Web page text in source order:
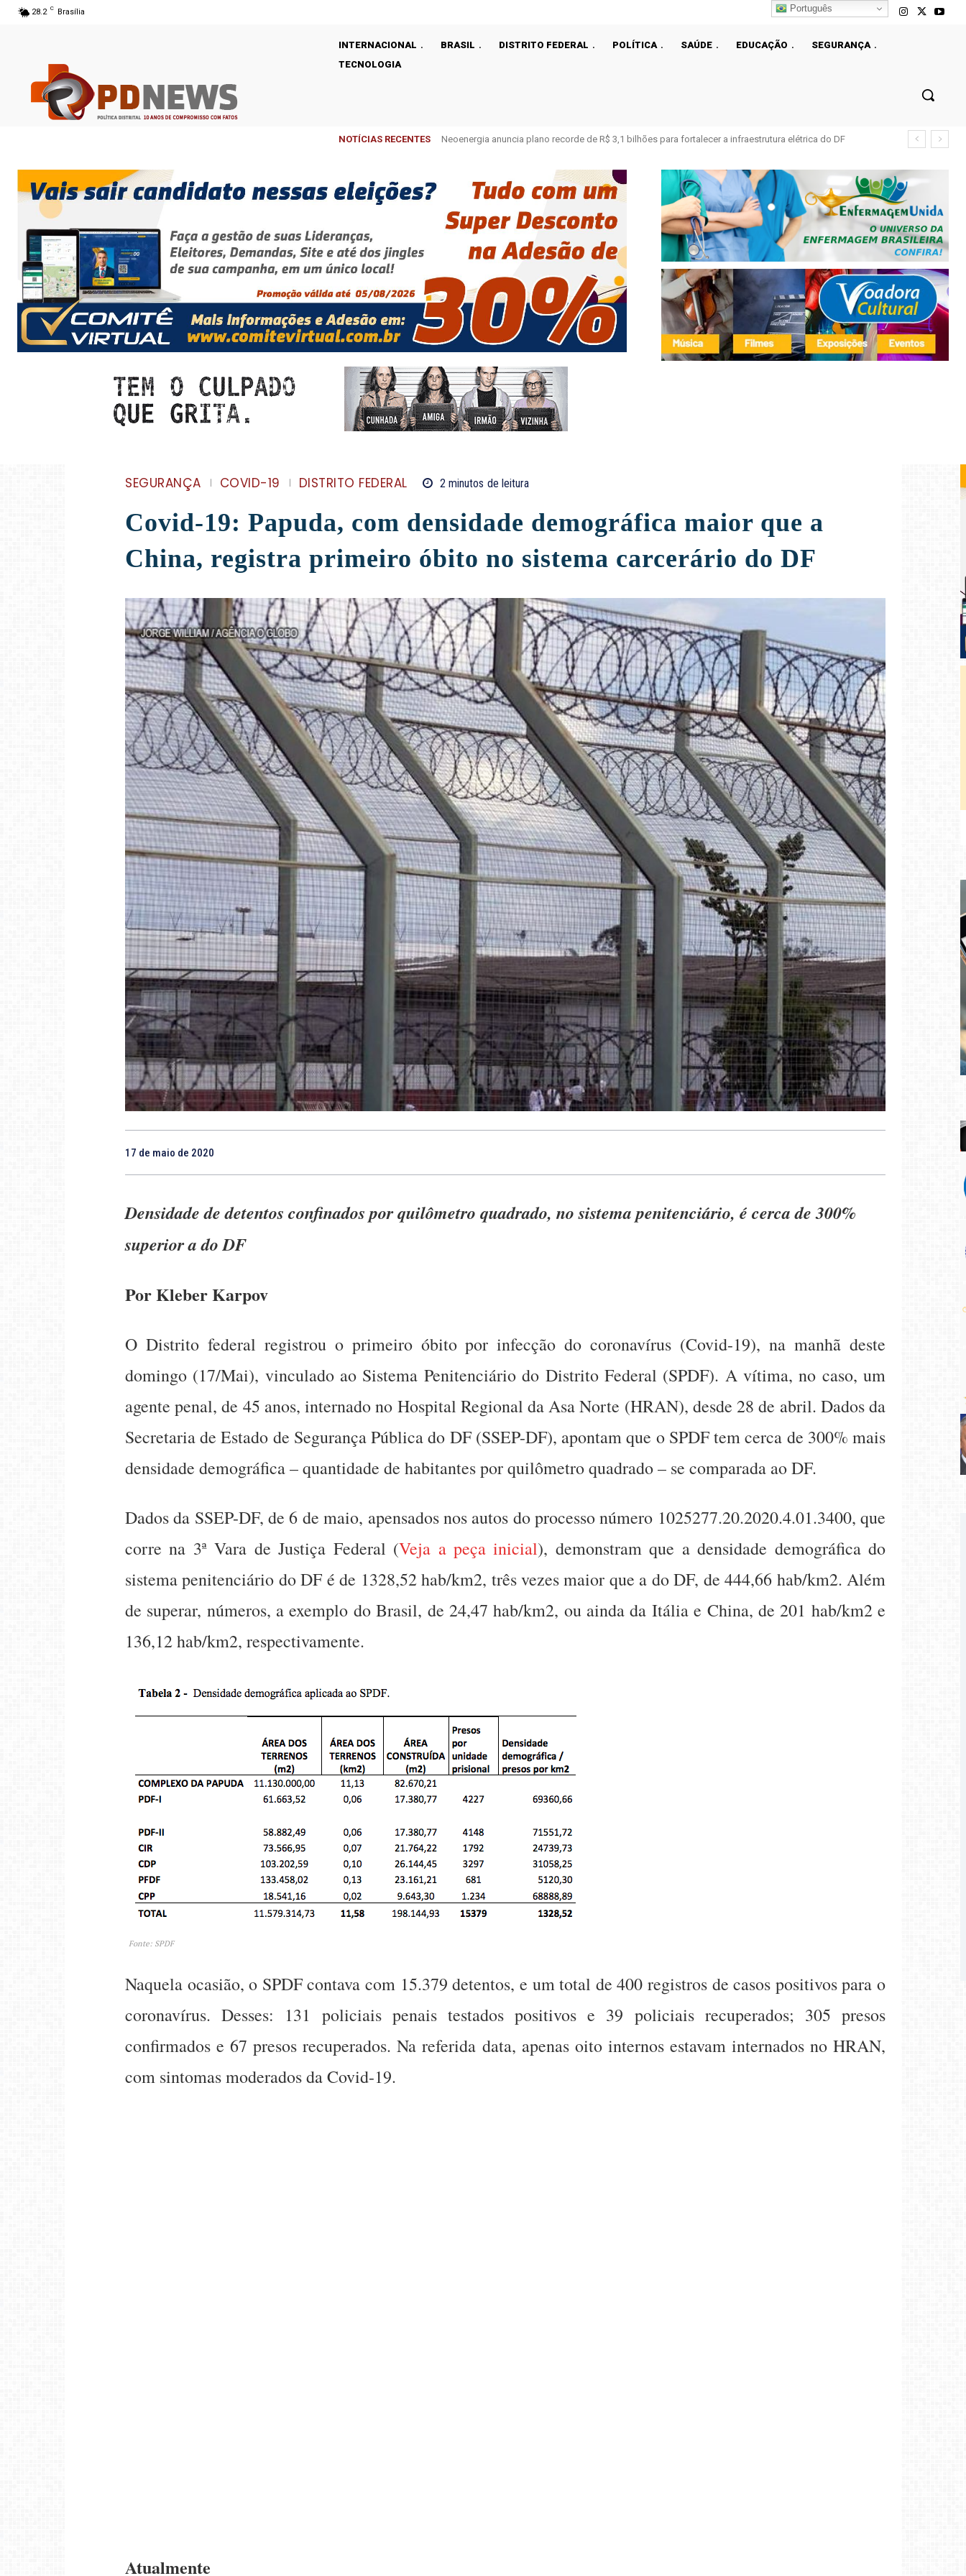
28.2 C Brasília
INTERNACIONAL BRASIL DISTRITO FEDERAL POLÍTICA SAÚDE EDUCAÇÃO
SEGURANÇA
TECNOLOGIA
NOTÍCIAS RECENTES Avaliação do Ideb mostra avanço da educação básica no país
SEGURANÇA COVID-19 DISTRITO FEDERAL 2 minutos de leitura
Covid-19: Papuda, com densidade demográfica maior que a
China, registra primeiro óbito no sistema carcerário do DF
17 de maio de 2020
Densidade de detentos confinados por quilômetro quadrado, no sistema penitenciário, é cerca de 300%
superior a do DF
Por Kleber Karpov
O Distrito federal registrou o primeiro óbito por infecção do coronavírus (Covid-19), na manhã deste
domingo (17/Mai), vinculado ao Sistema Penitenciário do Distrito Federal (SPDF). A vítima, no caso, um
agente penal, de 45 anos, internado no Hospital Regional da Asa Norte (HRAN), desde 28 de abril. Dados da
Secretaria de Estado de Segurança Pública do DF (SSEP-DF), apontam que o SPDF tem cerca de 300% mais
densidade demográfica – quantidade de habitantes por quilômetro quadrado – se comparada ao DF.
Dados da SSEP-DF, de 6 de maio, apensados nos autos do processo número 1025277.20.2020.4.01.3400, que
corre na 3ª Vara de Justiça Federal (Veja a peça inicial), demonstram que a densidade demográfica do
sistema penitenciário do DF é de 1328,52 hab/km2, três vezes maior que a do DF, de 444,66 hab/km2. Além
de superar, números, a exemplo do Brasil, de 24,47 hab/km2, ou ainda da Itália e China, de 201 hab/km2 e
136,12 hab/km2, respectivamente.
Fonte: SPDF
Naquela ocasião, o SPDF contava com 15.379 detentos, e um total de 400 registros de casos positivos para o
coronavírus. Desses: 131 policiais penais testados positivos e 39 policiais recuperados; 305 presos
confirmados e 67 presos recuperados. Na referida data, apenas oito internos estavam internados no HRAN,
com sintomas moderados da Covid-19.
Atualmente
Português